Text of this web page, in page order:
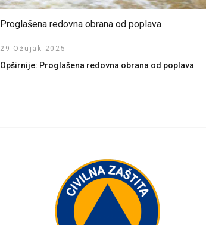
Proglašena redovna obrana od poplava
29 Ožujak 2025
Opširnije: Proglašena redovna obrana od poplava